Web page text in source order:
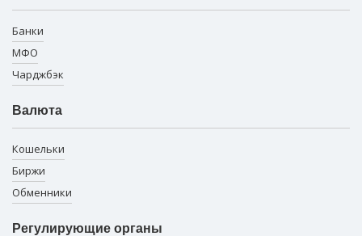
Банки
МФО
Чарджбэк
Валюта
Кошельки
Биржи
Обменники
Регулирующие органы